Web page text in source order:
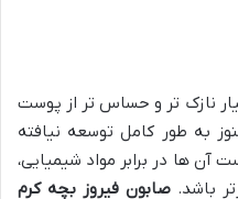
نازک تر و حساس تر از پوست
به طور کامل توسعه نیافته
ها در برابر مواد شیمیایی،
باشد. صابون فیروز بچه کرم